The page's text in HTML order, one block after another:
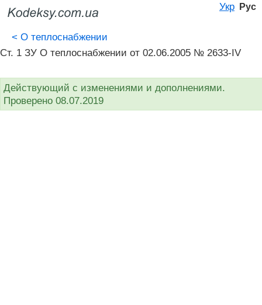
Укр Рус
< О теплоснабжении
Ст. 1 ЗУ О теплоснабжении от 02.06.2005 № 2633-IV
Действующий с изменениями и дополнениями.
Проверено 08.07.2019